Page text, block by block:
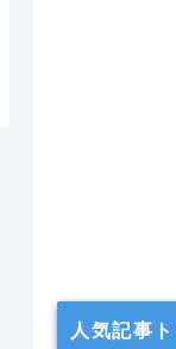
人気記事